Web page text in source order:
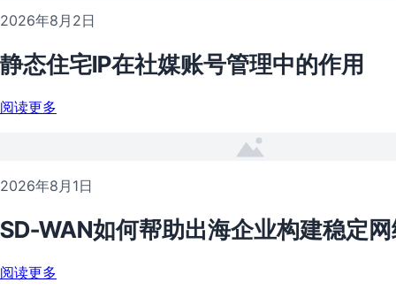
2026年8月2日
静态住宅IP在社媒账号管理中的作用
阅读更多
2026年8月1日
SD-WAN如何帮助出海企业构建稳定
阅读更多